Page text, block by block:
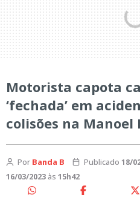
Motorista capota
‘fechada’ em
colisões na Manoel
Por Banda B Publicado 18/
16/03/2023 às 15h42